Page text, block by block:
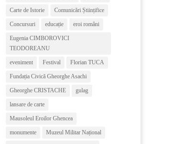
Carte de Istorie Comunicări Științifice
Concursuri educație eroi români
Eugenia CIMBOROVICI
TEODOREANU
eveniment Festival Florian TUCA
Fundația Civică Gheorghe Asachi
Gheorghe CRISTACHE gulag
lansare de carte
Mausoleul Eroilor Ghencea
monumente Muzeul Militar Național